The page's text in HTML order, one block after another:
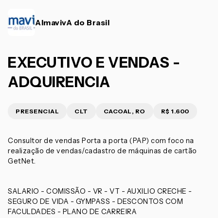
AlmavivA do Brasil
EXECUTIVO E VENDAS -
ADQUIRENCIA
PRESENCIAL CLT CACOAL, RO R$ 1.600
Consultor de vendas Porta a porta (PAP) com foco na
realização de vendas/cadastro de máquinas de cartão
GetNet.
SALARIO - COMISSÃO - VR - VT - AUXILIO CRECHE -
SEGURO DE VIDA - GYMPASS - DESCONTOS COM
FACULDADES - PLANO DE CARREIRA